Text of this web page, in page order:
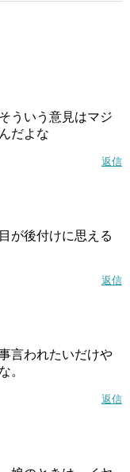
ういう意見はマジ
だよな
返信
が後付けに思える
返信
言われたいだけや
。
返信